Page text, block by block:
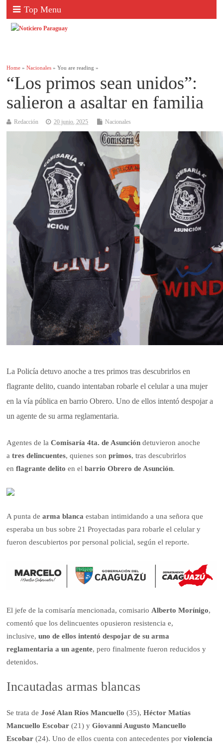
Top Menu
Home »Nacionales » You are reading »
“Los primos sean unidos”:
salieron a asaltar en familia
Redacción 20 junio, 2025 Nacionales
La Policía detuvo anoche a tres primos tras descubrirlos en
flagrante delito, cuando intentaban robarle el celular a una mujer
en la vía pública en barrio Obrero. Uno de ellos intentó despojar a
un agente de su arma reglamentaria.
Agentes de la Comisaría 4ta. de Asuncióndetuvieron anoche
atresdelincuentes, quienes sonprimos, tras descubrirlos
enflagrante delito en elbarrio Obrero de Asunción.
A punta de arma blancaestaban intimidando a una señora que
esperaba un bus sobre 21 Proyectadas para robarle el celular y
fueron descubiertos por personal policial, según el reporte.
El jefe de la comisaría mencionada, comisario Alberto Morínigo,
comentó que los delincuentes opusieron resistencia e,
inclusive,uno de ellos intentó despojar de su arma
reglamentaria a un agente, pero finalmente fueron reducidos y
detenidos.
Incautadas armas blancas
Se trata deJosé Alan Ríos Mancuello(35),Héctor Matías
Mancuello Escobar (21) y Giovanni Augusto Mancuello
Escobar (24). Uno de ellos cuenta con antecedentes porviolencia